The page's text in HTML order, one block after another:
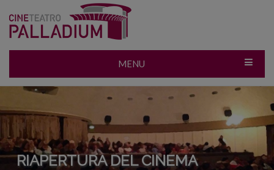
MENU
RIAPERTURA DEL CINEMA